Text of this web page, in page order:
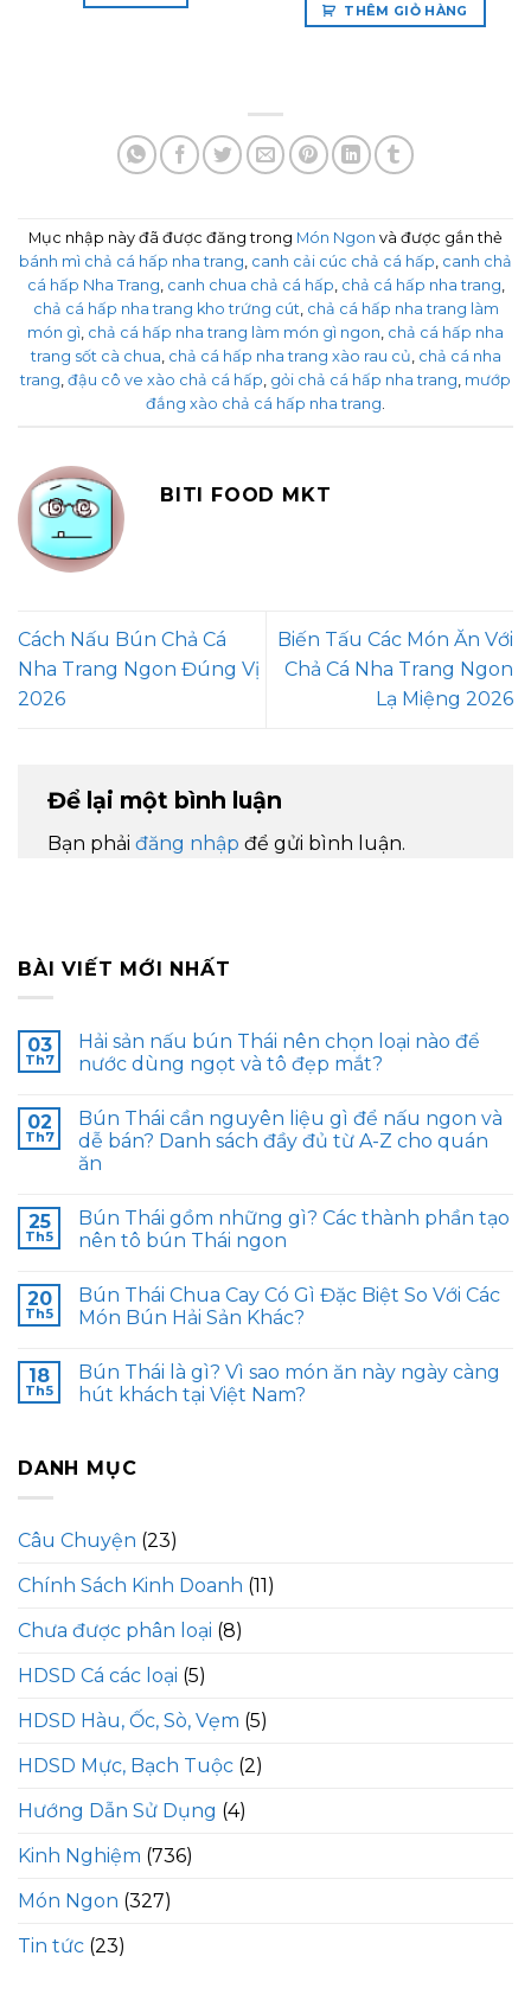
THÊM GIỎ HÀNG
Mục nhập này đã được đăng trong Món Ngon và được gắn thẻ
bánh mì chả cá hấp nha trang, canh cải cúc chả cá hấp, canh chả
cá hấp Nha Trang, canh chua chả cá hấp, chả cá hấp nha trang,
chả cá hấp nha trang kho trứng cút, chả cá hấp nha trang làm
món gì, chả cá hấp nha trang làm món gì ngon, chả cá hấp nha
trang sốt cà chua, chả cá hấp nha trang xào rau củ, chả cá nha
trang, đậu cô ve xào chả cá hấp, gỏi chả cá hấp nha trang, mướp
đắng xào chả cá hấp nha trang.
BITI FOOD MKT
Cách Nấu Bún Chả Cá
Nha Trang Ngon Đúng Vị
2026
Biến Tấu Các Món Ăn Với
Chả Cá Nha Trang Ngon
Lạ Miệng 2026
Để lại một bình luận
Bạn phải đăng nhập để gửi bình luận.
BÀI VIẾT MỚI NHẤT
03
Th7
Hải sản nấu bún Thái nên chọn loại nào để
nước dùng ngọt và tô đẹp mắt?
02
Th7
Bún Thái cần nguyên liệu gì để nấu ngon và
dễ bán? Danh sách đầy đủ từ A-Z cho quán
ăn
25
Th5
Bún Thái gồm những gì? Các thành phần tạo
nên tô bún Thái ngon
20
Th5
Bún Thái Chua Cay Có Gì Đặc Biệt So Với Các
Món Bún Hải Sản Khác?
18
Th5
Bún Thái là gì? Vì sao món ăn này ngày càng
hút khách tại Việt Nam?
DANH MỤC
Câu Chuyện (23)
Chính Sách Kinh Doanh (11)
Chưa được phân loại (8)
HDSD Cá các loại (5)
HDSD Hàu, Ốc, Sò, Vẹm (5)
HDSD Mực, Bạch Tuộc (2)
Hướng Dẫn Sử Dụng (4)
Kinh Nghiệm (736)
Món Ngon (327)
Tin tức (23)